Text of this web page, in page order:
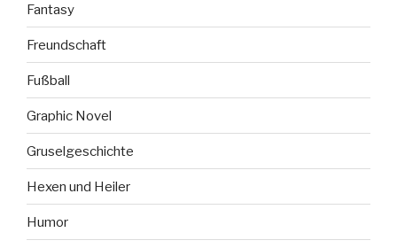
Fantasy
Freundschaft
Fußball
Graphic Novel
Gruselgeschichte
Hexen und Heiler
Humor